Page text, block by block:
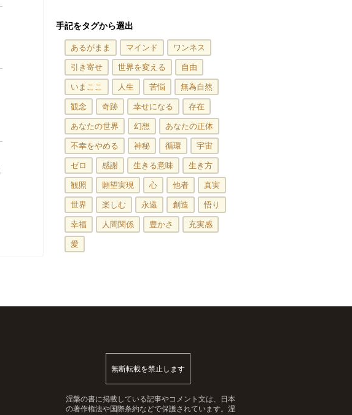
手記をタグから選出
あるがまま マインド
ワンネス
引き寄せ
世界を変える
自由
いまここ
人生 苦悩
無為自然
観念
奇跡 幸せになる
存在
あなたの世界
幻想
あなたの正体
不幸をやめる
神秘 循環
宇宙
ゼロ
感謝 生きる意味
生き方
観照
願望実現 心 他者
真実
世界
楽しむ 永遠 創造
悟り
幸福
人間関係 豊かさ
充実感
愛
無断転載を禁止します
涅槃の書に掲載している記事やコメント文は、日本
の著作権法や国際条約などで保護されています。涅